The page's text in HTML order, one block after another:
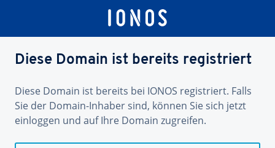
Diese Domain ist bereits registriert
Diese Domain ist bereits bei IONOS registriert. Falls
Sie der Domain-Inhaber sind, können Sie sich jetzt
einloggen und auf Ihre Domain zugreifen.